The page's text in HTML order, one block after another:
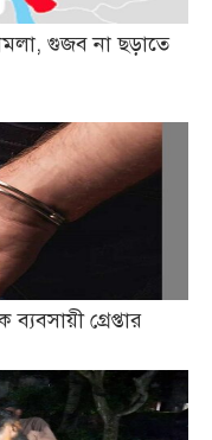
গুজব না ছড়াতে
গ্রেপ্তার